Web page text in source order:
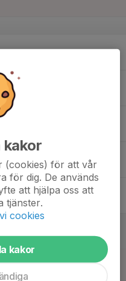
kakor
(cookies) för att vår
för dig. De används
att hjälpa oss att
tjänster.
cookies
kakor